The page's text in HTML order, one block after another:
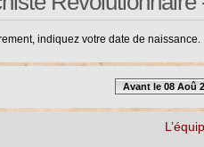
indiquez votre date de naissance.
Avant le 08 Aoû